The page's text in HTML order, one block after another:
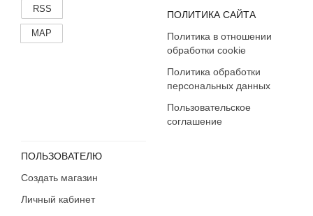
RSS
MAP
ПОЛИТИКА САЙТА
Политика в отношении
обработки cookie
Политика обработки
персональных данных
Пользовательское
соглашение
ПОЛЬЗОВАТЕЛЮ
Создать магазин
Личный кабинет